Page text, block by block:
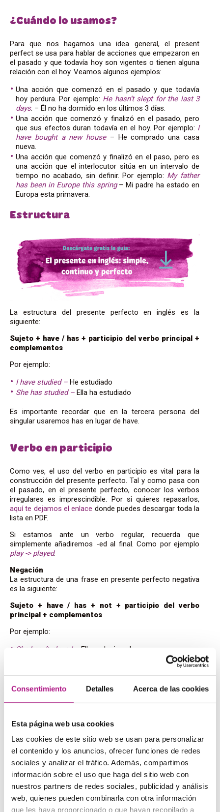
Consentimiento Detalles Acerca de las cookies
Esta página web usa cookies
Las cookies de este sitio web se usan para personalizar
el contenido y los anuncios, ofrecer funciones de redes
sociales y analizar el tráfico. Además, compartimos
información sobre el uso que haga del sitio web con
nuestros partners de redes sociales, publicidad y análisis
web, quienes pueden combinarla con otra información
que les haya proporcionado o que hayan recopilado a
¿Cuándo lo usamos?
Para que nos hagamos una idea general, el present
perfect se usa para hablar de acciones que empezaron en
el pasado y que todavía hoy son vigentes o tienen alguna
relación con el hoy. Veamos algunos ejemplos:
Una acción que comenzó en el pasado y que todavía
hoy perdura. Por ejemplo: He hasn’t slept for the last 3
days. – Él no ha dormido en los últimos 3 días.
Una acción que comenzó y finalizó en el pasado, pero
que sus efectos duran todavía en el hoy. Por ejemplo: I
have bought a new house– He comprado una casa
nueva.
Una acción que comenzó y finalizó en el paso, pero es
una acción que el interlocutor sitúa en un intervalo de
tiempo no acabado, sin definir. Por ejemplo: My father
has been in Europe this spring– Mi padre ha estado en
Europa esta primavera.
Estructura
La estructura del presente perfecto en inglés es la
siguiente:
Sujeto + have / has + participio del verbo principal +
complementos
Por ejemplo:
I have studied – He estudiado
She has studied – Ella ha estudiado
Es importante recordar que en la tercera persona del
singular usaremos has en lugar de have.
Verbo en participio
Como ves, el uso del verbo en participio es vital para la
construcción del presente perfecto. Tal y como pasa con
el pasado, en el presente perfecto, conocer los verbos
irregulares es imprescindible. Por si quieres repasarlos,
aquí te dejamos el enlace donde puedes descargar toda la
lista en PDF.
Si estamos ante un verbo regular, recuerda que
simplemente añadiremos -ed al final. Como por ejemplo
play -> played.
Negación
La estructura de una frase en presente perfecto negativa
es la siguiente:
Sujeto + have / has + not + participio del verbo
principal + complementos
Por ejemplo:
She hasn’t played – Ella no ha jugado
Interrogación
Podemos encontrar varias estructuras en cuanto a frases
o
participio del verbo principal
o
Have / has + sujeto + partícula temporal + participio
del verbo principal
Por ejemplo:
Have I said something wrong?